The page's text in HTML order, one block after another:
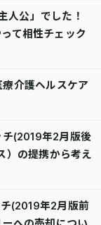
人公」でした！
て相性チェック
介護ヘルスケア
(2019年2月版後
の提携から考え
(2019年2月版前